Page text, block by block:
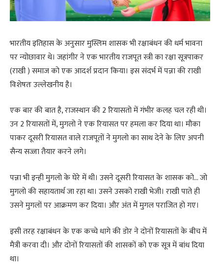
भारतीय इतिहास के अनुसार मुस्लिम शासक भी रक्षाबंधन की धर्म भावना
पर न्योछावार थे। जहांगीर ने एक भारतीय राजपूत स्त्री का रक्षा सूत्रपाकर
(राखी ) समाज को एक आदर्श प्रदान किया। इस संदर्भ में पन्ना की राखी
विशेषतः उल्लेखनीय है।
एक बार की बात है, राजस्थान की 2 रियासतो में गंभीर कलह चल रही थी।
उन 2 रियासतों में, मुगलो ने एक रियासत पर हमला कर दिया था। मौका
पाकर दूसरी रियासत वाले राजपूतों ने मुगलो का साथ देने के लिए अपनी
सैन्य सज्जा तैयार करने लगे।
पन्ना भी इन्ही मुगलो के घेरे में थी। उसने दूसरी रियासत के शासक को… जो
मुगलो की सहायतार्थ जा रहा था। उसने उसको राखी भेजी। राखी पाते ही
उसने मुगलों पर आक्रमण कर दिया। और अंत में मुगल पराजित हो गए।
इसी तरह रक्षाबंधन के एक कच्चे धागे की डोर ने दोनों रियासतों के बीच में
मैत्री करवा दी। और दोनों रियासतों की शासकों को एक सूत्र में बांध दिया
था।